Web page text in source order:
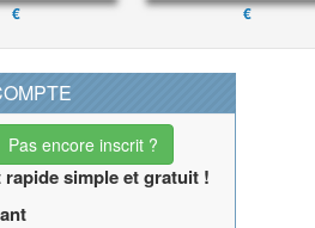
€ €
Pas encore inscrit ?
rapide simple et gratuit !